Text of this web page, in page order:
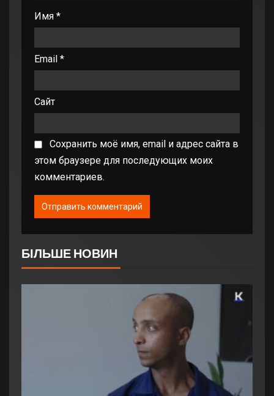
Имя *
Email *
Сайт
Сохранить моё имя, email и адрес сайта в
этом браузере для последующих моих
комментариев.
БІЛЬШЕ НОВИН